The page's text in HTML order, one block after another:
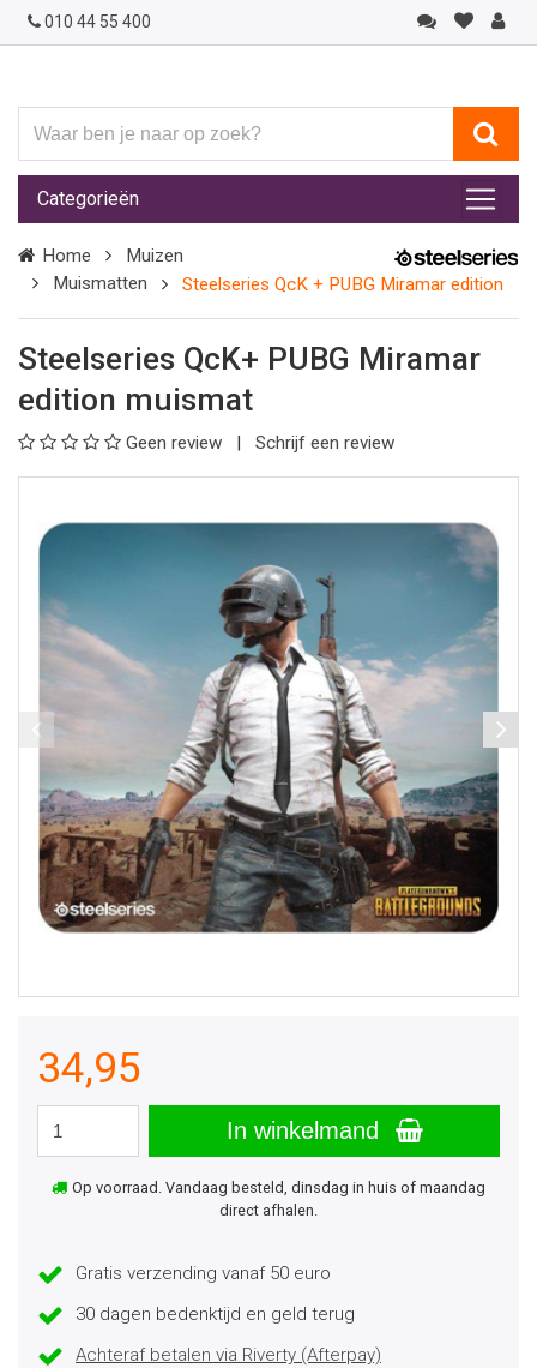
010 44 55 400
ben
je
naar
op
zoek?
Categorieën
Home
Muizen
Muismatten
Steelseries QcK + PUBG Miramar edition
Steelseries QcK+ PUBG Miramar
edition muismat
Geen review Schrijf een review
34,95
In winkelmand
Op voorraad. Vandaag besteld, dinsdag in huis of maandag
direct afhalen.
Gratis verzending vanaf 50 euro
30 dagen bedenktijd en geld terug
Achteraf betalen via Riverty (Afterpay)